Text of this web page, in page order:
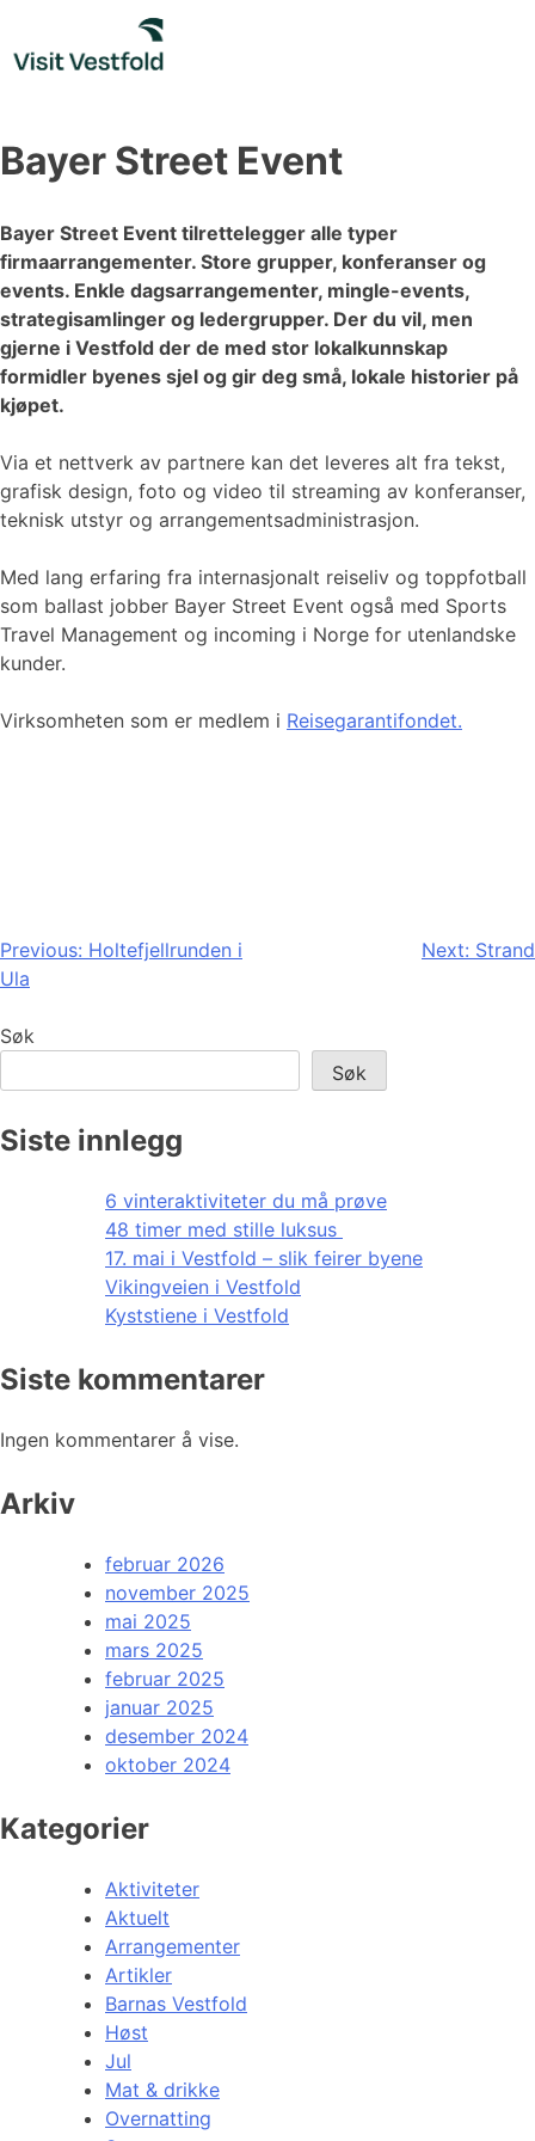
content
Bayer Street Event
Bayer Street Event tilrettelegger alle typer
firmaarrangementer. Store grupper, konferanser og
events. Enkle dagsarrangementer, mingle-events,
strategisamlinger og ledergrupper. Der du vil, men
gjerne i Vestfold der de med stor lokalkunnskap
formidler byenes sjel og gir deg små, lokale historier på
kjøpet.
Via et nettverk av partnere kan det leveres alt fra tekst,
grafisk design, foto og video til streaming av konferanser,
teknisk utstyr og arrangementsadministrasjon.
Med lang erfaring fra internasjonalt reiseliv og toppfotball
som ballast jobber Bayer Street Event også med Sports
Travel Management og incoming i Norge for utenlandske
kunder.
Virksomheten som er medlem i Reisegarantifondet.
Innleggsnavigasjon
Previous: Holtefjellrunden i
Ula
Next: Strand
Søk
Søk
Siste innlegg
6 vinteraktiviteter du må prøve
48 timer med stille luksus
17. mai i Vestfold – slik feirer byene
Vikingveien i Vestfold
Kyststiene i Vestfold
Siste kommentarer
Ingen kommentarer å vise.
Arkiv
februar 2026
november 2025
mai 2025
mars 2025
februar 2025
januar 2025
desember 2024
oktober 2024
Kategorier
Aktiviteter
Aktuelt
Arrangementer
Artikler
Barnas Vestfold
Høst
Jul
Mat & drikke
Overnatting